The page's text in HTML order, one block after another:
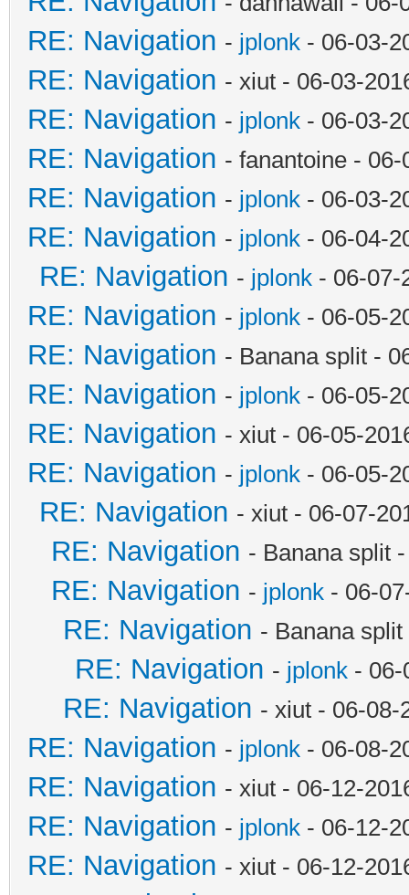
RE: Navigation - jplonk - 06-03-
RE: Navigation - xiut - 06-03-
RE: Navigation - jplonk - 06-03-
RE: Navigation - fanantoine -
RE: Navigation - jplonk - 06-03-
RE: Navigation - jplonk - 06-04-
RE: Navigation - jplonk - 06-07-
RE: Navigation - jplonk - 06-05-
RE: Navigation - Banana split -
RE: Navigation - jplonk - 06-05-
RE: Navigation - xiut - 06-05-
RE: Navigation - jplonk - 06-05-
RE: Navigation - xiut - 06-07-
RE: Navigation - Banana split
RE: Navigation - jplonk - 06-
RE: Navigation - Banana
RE: Navigation - jplonk - 06-
RE: Navigation - xiut - 06-08-
RE: Navigation - jplonk - 06-08-
RE: Navigation - xiut - 06-12-
RE: Navigation - jplonk - 06-12-
RE: Navigation - xiut - 06-12-